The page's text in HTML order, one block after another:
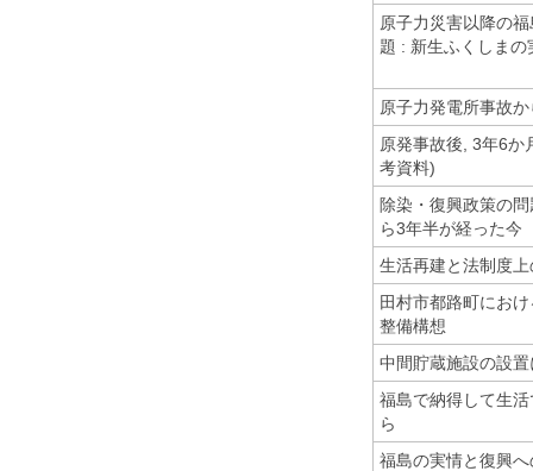
原子力災害以降の
題 : 新生ふくしまの
原子力発電所事故
原発事故後, 3年6か
考資料)
除染・復興政策の
ら3年半が経った今
生活再建と法制度
田村市都路町にお
整備構想
中間貯蔵施設の設
福島で納得して生
ら
福島の実情と復興